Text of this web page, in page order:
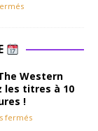
Western
les titres à 10
!
fermés